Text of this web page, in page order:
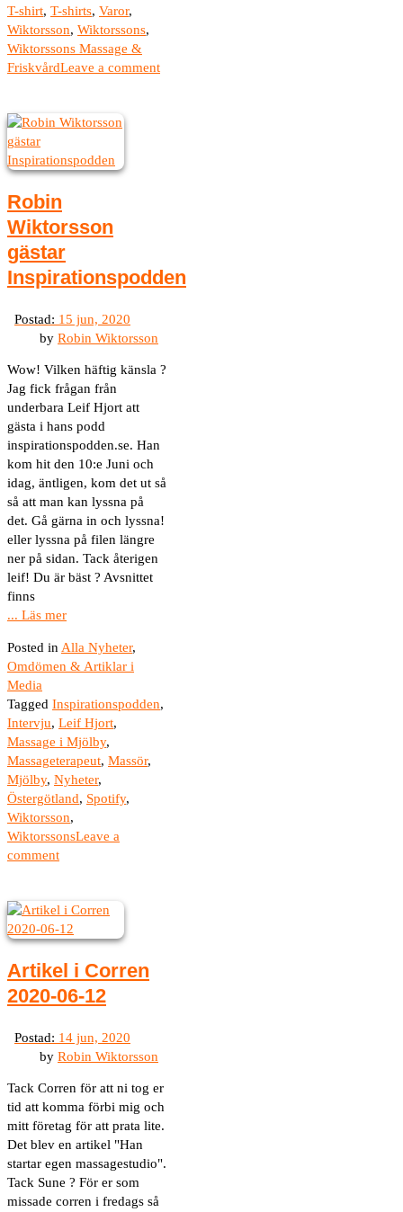
T-shirt, T-shirts, Varor,
Wiktorsson, Wiktorssons,
Wiktorssons Massage &
FriskvårdLeave a comment
Robin
Wiktorsson
gästar
Inspirationspodden
by Robin Wiktorsson
Wow! Vilken häftig känsla ?
Jag fick frågan från
underbara Leif Hjort att
gästa i hans podd
inspirationspodden.se. Han
kom hit den 10:e Juni och
idag, äntligen, kom det ut så
så att man kan lyssna på
det. Gå gärna in och lyssna!
eller lyssna på filen längre
ner på sidan. Tack återigen
leif! Du är bäst ? Avsnittet
finns
... Läs mer
Posted in Alla Nyheter,
Omdömen & Artiklar i
Media
Tagged Inspirationspodden,
Intervju, Leif Hjort,
Massage i Mjölby,
Massageterapeut, Massör,
Mjölby, Nyheter,
Östergötland, Spotify,
Wiktorsson,
WiktorssonsLeave a
comment
Artikel i Corren
2020-06-12
by Robin Wiktorsson
Tack Corren för att ni tog er
tid att komma förbi mig och
mitt företag för att prata lite.
Det blev en artikel "Han
startar egen massagestudio".
Tack Sune ? För er som
missade corren i fredags så